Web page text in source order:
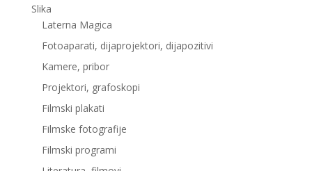
Slika
Laterna Magica
Fotoaparati, dijaprojektori, dijapozitivi
Kamere, pribor
Projektori, grafoskopi
Filmski plakati
Filmske fotografije
Filmski programi